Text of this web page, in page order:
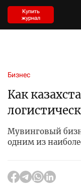
Купить
журнал
Бизнес
Как
Мувинговый
одним из